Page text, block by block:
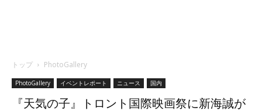
トップ PhotoGallery
PhotoGallery イベントレポート ニュース 国内
『天気の子』トロント国際映画祭に新海誠が